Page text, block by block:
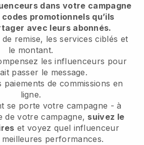
dans votre campagne
promotionnels qu’ils
avec leurs abonnés.
remise, les services ciblés et
le montant.
les influenceurs pour
passer le message.
paiements de commissions en
ligne.
se porte votre campagne - à
de votre campagne, suivez le
et voyez quel influenceur
performances.